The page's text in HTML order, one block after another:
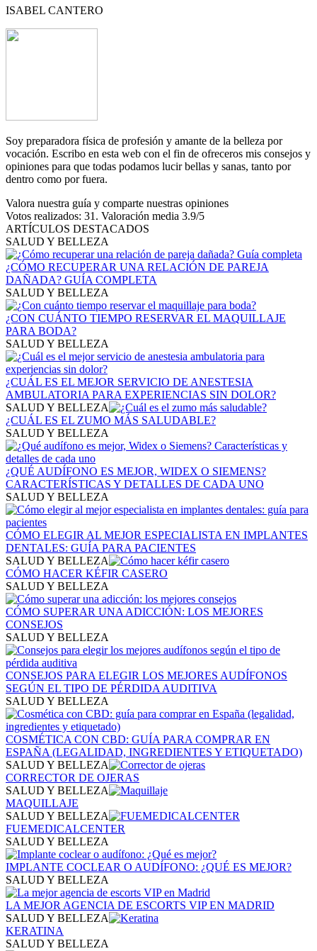
ISABEL CANTERO
Soy preparadora física de profesión y amante de la belleza por
vocación. Escribo en esta web con el fin de ofreceros mis consejos y
opiniones para que todas podamos lucir bellas y sanas, tanto por
dentro como por fuera.
Valora nuestra guía y comparte nuestras opiniones
Votos realizados: 31 . Valoración media 3.9/5
ARTÍCULOS DESTACADOS
SALUD Y BELLEZA
¿CÓMO RECUPERAR UNA RELACIÓN DE PAREJA
DAÑADA? GUÍA COMPLETA
SALUD Y BELLEZA
¿CON CUÁNTO TIEMPO RESERVAR EL MAQUILLAJE
PARA BODA?
SALUD Y BELLEZA
¿CUÁL ES EL MEJOR SERVICIO DE ANESTESIA
AMBULATORIA PARA EXPERIENCIAS SIN DOLOR?
SALUD Y BELLEZA
¿CUÁL ES EL ZUMO MÁS SALUDABLE?
SALUD Y BELLEZA
¿QUÉ AUDÍFONO ES MEJOR, WIDEX O SIEMENS?
CARACTERÍSTICAS Y DETALLES DE CADA UNO
SALUD Y BELLEZA
CÓMO ELEGIR AL MEJOR ESPECIALISTA EN IMPLANTES
DENTALES: GUÍA PARA PACIENTES
SALUD Y BELLEZA
CÓMO HACER KÉFIR CASERO
SALUD Y BELLEZA
CÓMO SUPERAR UNA ADICCIÓN: LOS MEJORES
CONSEJOS
SALUD Y BELLEZA
CONSEJOS PARA ELEGIR LOS MEJORES AUDÍFONOS
SEGÚN EL TIPO DE PÉRDIDA AUDITIVA
SALUD Y BELLEZA
COSMÉTICA CON CBD: GUÍA PARA COMPRAR EN
ESPAÑA (LEGALIDAD, INGREDIENTES Y ETIQUETADO)
SALUD Y BELLEZA
CORRECTOR DE OJERAS
SALUD Y BELLEZA
MAQUILLAJE
SALUD Y BELLEZA
FUEMEDICALCENTER
SALUD Y BELLEZA
IMPLANTE COCLEAR O AUDÍFONO: ¿QUÉ ES MEJOR?
SALUD Y BELLEZA
LA MEJOR AGENCIA DE ESCORTS VIP EN MADRID​
SALUD Y BELLEZA
KERATINA
SALUD Y BELLEZA